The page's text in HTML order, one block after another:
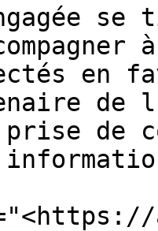
en
de
prise de